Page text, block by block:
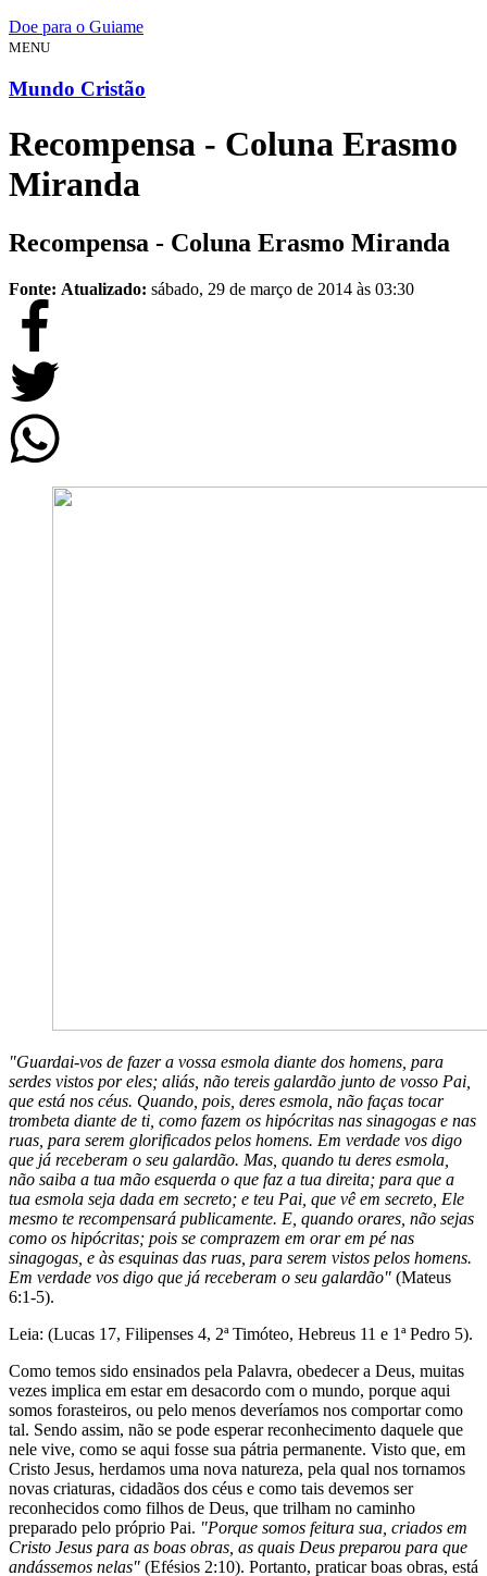
Doe para o Guiame
MENU
Mundo Cristão
Recompensa - Coluna Erasmo
Miranda
Recompensa - Coluna Erasmo Miranda
Fonte: Atualizado: sábado, 29 de março de 2014 às 03:30
"Guardai-vos de fazer a vossa esmola diante dos homens, para
serdes vistos por eles; aliás, não tereis galardão junto de vosso Pai,
que está nos céus. Quando, pois, deres esmola, não faças tocar
trombeta diante de ti, como fazem os hipócritas nas sinagogas e nas
ruas, para serem glorificados pelos homens. Em verdade vos digo
que já receberam o seu galardão. Mas, quando tu deres esmola,
não saiba a tua mão esquerda o que faz a tua direita; para que a
tua esmola seja dada em secreto; e teu Pai, que vê em secreto, Ele
mesmo te recompensará publicamente. E, quando orares, não sejas
como os hipócritas; pois se comprazem em orar em pé nas
sinagogas, e às esquinas das ruas, para serem vistos pelos homens.
Em verdade vos digo que já receberam o seu galardão" (Mateus
6:1-5).
Leia: (Lucas 17, Filipenses 4, 2ª Timóteo, Hebreus 11 e 1ª Pedro 5).
Como temos sido ensinados pela Palavra, obedecer a Deus, muitas
vezes implica em estar em desacordo com o mundo, porque aqui
somos forasteiros, ou pelo menos deveríamos nos comportar como
tal. Sendo assim, não se pode esperar reconhecimento daquele que
nele vive, como se aqui fosse sua pátria permanente. Visto que, em
Cristo Jesus, herdamos uma nova natureza, pela qual nos tornamos
novas criaturas, cidadãos dos céus e como tais devemos ser
reconhecidos como filhos de Deus, que trilham no caminho
preparado pelo próprio Pai. "Porque somos feitura sua, criados em
Cristo Jesus para as boas obras, as quais Deus preparou para que
andássemos nelas" (Efésios 2:10). Portanto, praticar boas obras, está